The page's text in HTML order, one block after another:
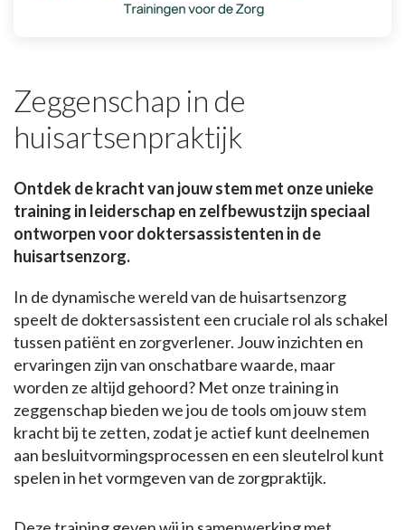
Zeggenschap in de
huisartsenpraktijk
Ontdek de kracht van jouw stem met onze unieke
training in leiderschap en zelfbewustzijn speciaal
ontworpen voor doktersassistenten in de
huisartsenzorg.
In de dynamische wereld van de huisartsenzorg
speelt de doktersassistent een cruciale rol als schakel
tussen patiënt en zorgverlener. Jouw inzichten en
ervaringen zijn van onschatbare waarde, maar
worden ze altijd gehoord? Met onze training in
zeggenschap bieden we jou de tools om jouw stem
kracht bij te zetten, zodat je actief kunt deelnemen
aan besluitvormingsprocessen en een sleutelrol kunt
spelen in het vormgeven van de zorgpraktijk.